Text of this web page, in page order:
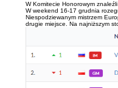
W Komitecie Honorowym
W weekend 16-17 grudnia
Niespodziewanym mistrzem
drugie miejsce. Na najniższym